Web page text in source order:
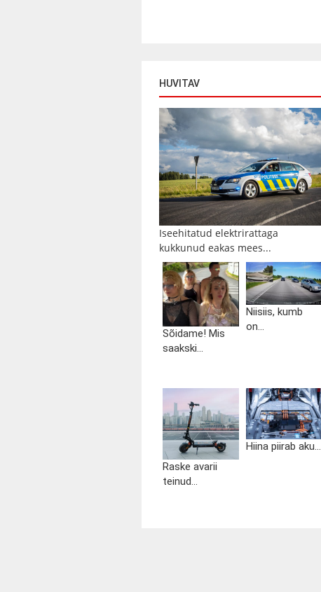
HUVITAV
Iseehitatud elektrirattaga
kukkunud eakas mees...
Sõidame! Mis
saakski...
Niisiis, kumb
on...
Raske avarii
teinud...
Hiina piirab aku...